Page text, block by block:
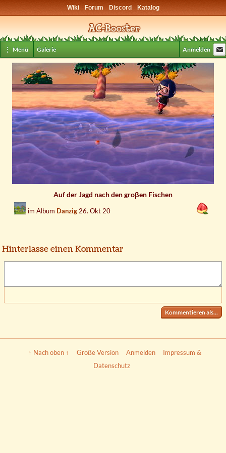
Wiki Forum Discord Katalog
⋮ Menü Galerie Anmelden
Auf der Jagd nach den groβen Fischen
im Album Danzig 26. Okt 20
Hinterlasse einen Kommentar
Kommentieren als...
↑ Nach oben ↑ Große Version Anmelden
Impressum &
Datenschutz